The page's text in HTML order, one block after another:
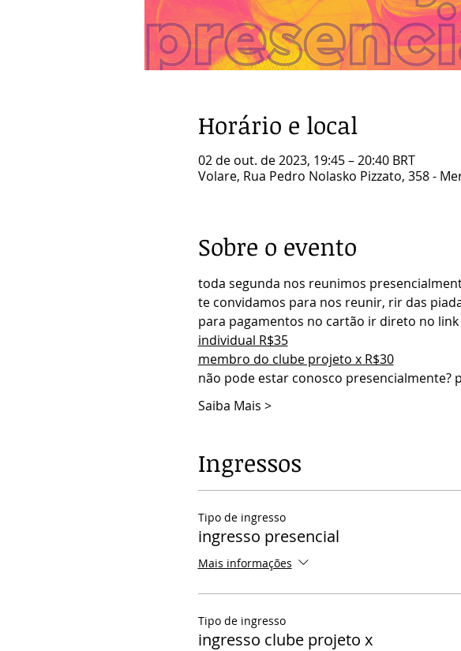
Horário e local
02 de out. de 2023, 19:45 – 20:40 BRT
Volare, Rua Pedro Nolasko Pizzato, 358 -
Sobre o evento
toda segunda nos reunimos
te convidamos para nos reunir, rir das
para pagamentos no cartão ir direto no
individual R$35
membro do clube projeto x R$30
não pode estar conosco presencialmente?
Saiba Mais >
Ingressos
Tipo de ingresso
ingresso presencial
Mais informações
Tipo de ingresso
ingresso clube projeto x